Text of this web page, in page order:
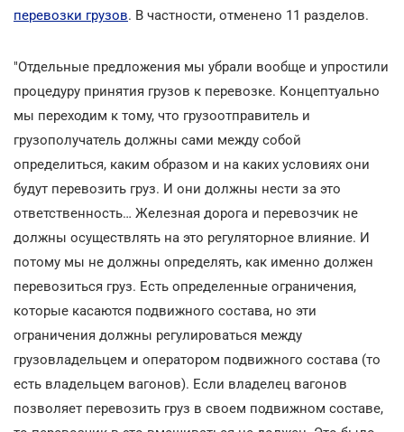
перевозки грузов. В частности, отменено 11 разделов.
"Отдельные предложения мы убрали вообще и упростили
процедуру принятия грузов к перевозке. Концептуально
мы переходим к тому, что грузоотправитель и
грузополучатель должны сами между собой
определиться, каким образом и на каких условиях они
будут перевозить груз. И они должны нести за это
ответственность… Железная дорога и перевозчик не
должны осуществлять на это регуляторное влияние. И
потому мы не должны определять, как именно должен
перевозиться груз. Есть определенные ограничения,
которые касаются подвижного состава, но эти
ограничения должны регулироваться между
грузовладельцем и оператором подвижного состава (то
есть владельцем вагонов). Если владелец вагонов
позволяет перевозить груз в своем подвижном составе,